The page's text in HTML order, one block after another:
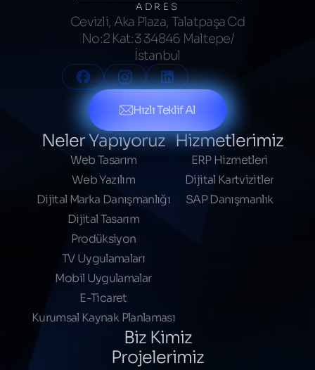
ADRES
Cevizli, Aka Plaza, Talatpaşa Cd
No:2 Kat:3 34846 Maltepe/
İstanbul
Hızlı Teklif Al
Neler Yapıyoruz
Web Tasarım
Web Yazılım
Dijital Marka Danışmanlığı
Dijital Tasarım
Prodüksiyon
TV Uygulamaları
Mobil Uygulamalar
E-Ticaret
Kurumsal Kaynak Planlaması
Hizmetlerimiz
ERP Hizmetleri
Dijital Kartvizitler
SAP Danışmanlık
Biz Kimiz
Projelerimiz